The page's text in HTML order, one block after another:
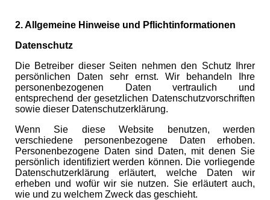
2. Allgemeine Hinweise und Pflichtinformationen
Datenschutz
Die Betreiber dieser Seiten nehmen den Schutz Ihrer
persönlichen Daten sehr ernst. Wir behandeln Ihre
personenbezogenen Daten vertraulich und
entsprechend der gesetzlichen Datenschutzvorschriften
sowie dieser Datenschutzerklärung.
Wenn Sie diese Website benutzen, werden
verschiedene personenbezogene Daten erhoben.
Personenbezogene Daten sind Daten, mit denen Sie
persönlich identifiziert werden können. Die vorliegende
Datenschutzerklärung erläutert, welche Daten wir
erheben und wofür wir sie nutzen. Sie erläutert auch,
wie und zu welchem Zweck das geschieht.